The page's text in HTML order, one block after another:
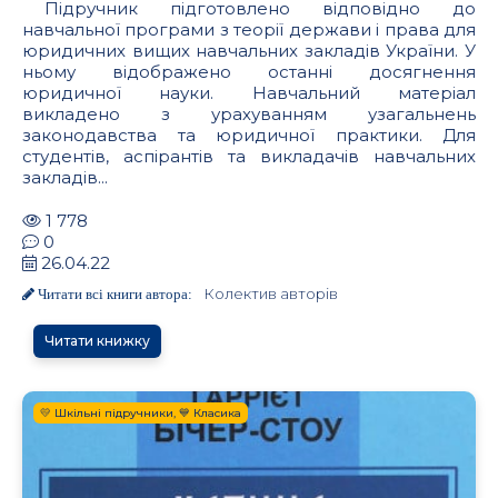
Підручник підготовлено відповідно до
навчальної програми з теорії держави і права для
юридичних вищих навчальних закладів України. У
ньому відображено останні досягнення
юридичної науки. Навчальний матеріал
викладено з урахуванням узагальнень
законодавства та юридичної практики. Для
студентів, аспірантів та викладачів навчальних
закладів...
1 778
0
26.04.22
Читати всі книги автора: Колектив авторів
Читати книжку
💛 Шкільні підручники, 💙 Класика